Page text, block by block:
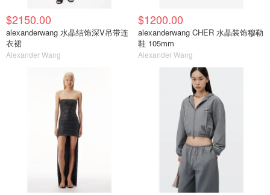
$2150.00
alexanderwang 水晶结饰深V吊带连
衣裙
Alexander Wang
$1200.00
alexanderwang CHER 水晶装饰穆勒
鞋 105mm
Alexander Wang